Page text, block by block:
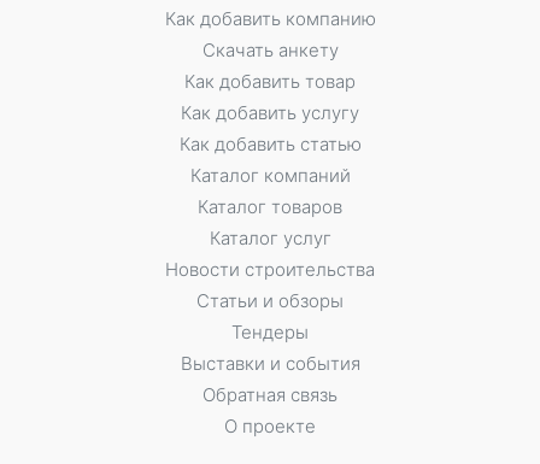
Как добавить компанию
Скачать анкету
Как добавить товар
Как добавить услугу
Как добавить статью
Каталог компаний
Каталог товаров
Каталог услуг
Новости строительства
Статьи и обзоры
Тендеры
Выставки и события
Обратная связь
О проекте